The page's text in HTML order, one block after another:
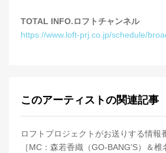
TOTAL INFO.ロフトチャンネル
https://www.loft-prj.co.jp/schedule/
このアーティストの関連記事
ロフトプロジェクトがお送りする情報
［MC：森若香織（GO-BANG'S）＆